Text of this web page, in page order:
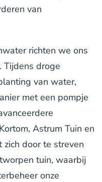
van
richten we ons
Tijdens droge
van water,
met een pompje
Astrum Tuin en
zich door te streven
tuin, waarbij
onze